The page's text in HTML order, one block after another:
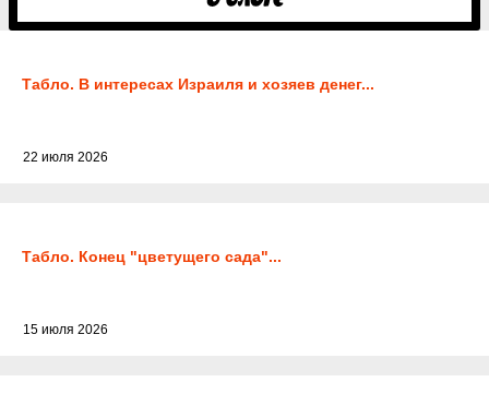
Табло. В интересах Израиля и хозяев денег...
22 июля 2026
Табло. Конец "цветущего сада"...
15 июля 2026